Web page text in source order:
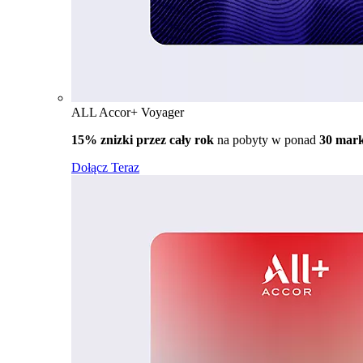
ALL Accor+ Voyager
15% znizki przez cały rok na pobyty w ponad 30
Dołącz Teraz